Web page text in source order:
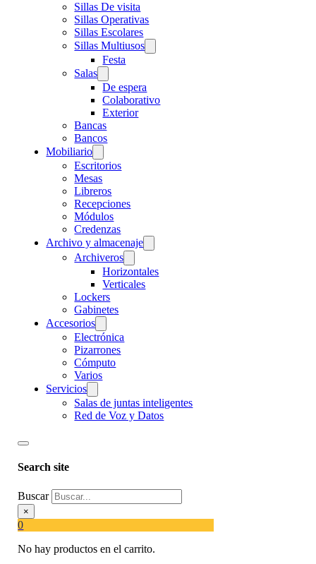
Sillas De visita
Sillas Operativas
Sillas Escolares
Sillas Multiusos
Festa
Salas
De espera
Colaborativo
Exterior
Bancas
Bancos
Mobiliario
Escritorios
Mesas
Libreros
Recepciones
Módulos
Credenzas
Archivo y almacenaje
Archiveros
Horizontales
Verticales
Lockers
Gabinetes
Accesorios
Electrónica
Pizarrones
Cómputo
Varios
Servicios
Salas de juntas inteligentes
Red de Voz y Datos
Search site
Buscar
×
0
No hay productos en el carrito.